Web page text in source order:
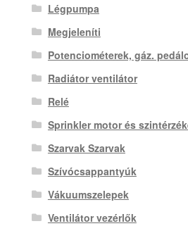
Légpumpa
Megjeleníti
Potenciométerek, gáz.
Radiátor ventilátor
Relé
Sprinkler motor és
Szarvak Szarvak
Szívócsappantyúk
Vákuumszelepek
Ventilátor vezérlők